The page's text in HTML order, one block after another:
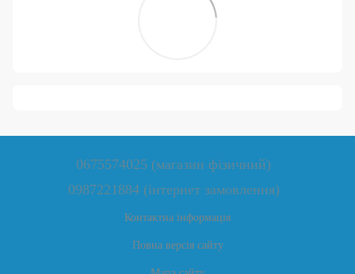
0675574025 (магазин фізичний)
0987221884 (інтернет замовлення)
Контактна інформація
Повна версія сайту